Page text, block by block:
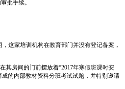
批手续。
这家培训机构在教育部门并没有登记备案，
房间的门前摆放着“2017年寒假班课时安
的内部教材资料分班考试试题，并特别邀请